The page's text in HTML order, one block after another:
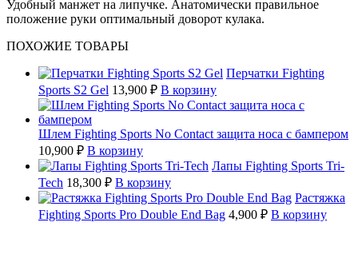
Удобный манжет на липучке. Анатомически правильное
положение руки оптимальный доворот кулака.
ПОХОЖИЕ ТОВАРЫ
Перчатки Fighting
Sports S2 Gel 13,900 ₽ В корзину
Шлем Fighting Sports No Contact защита носа с бампером
10,900 ₽ В корзину
Лапы Fighting Sports Tri-
Tech 18,300 ₽ В корзину
Растяжка
Fighting Sports Pro Double End Bag 4,900 ₽ В корзину